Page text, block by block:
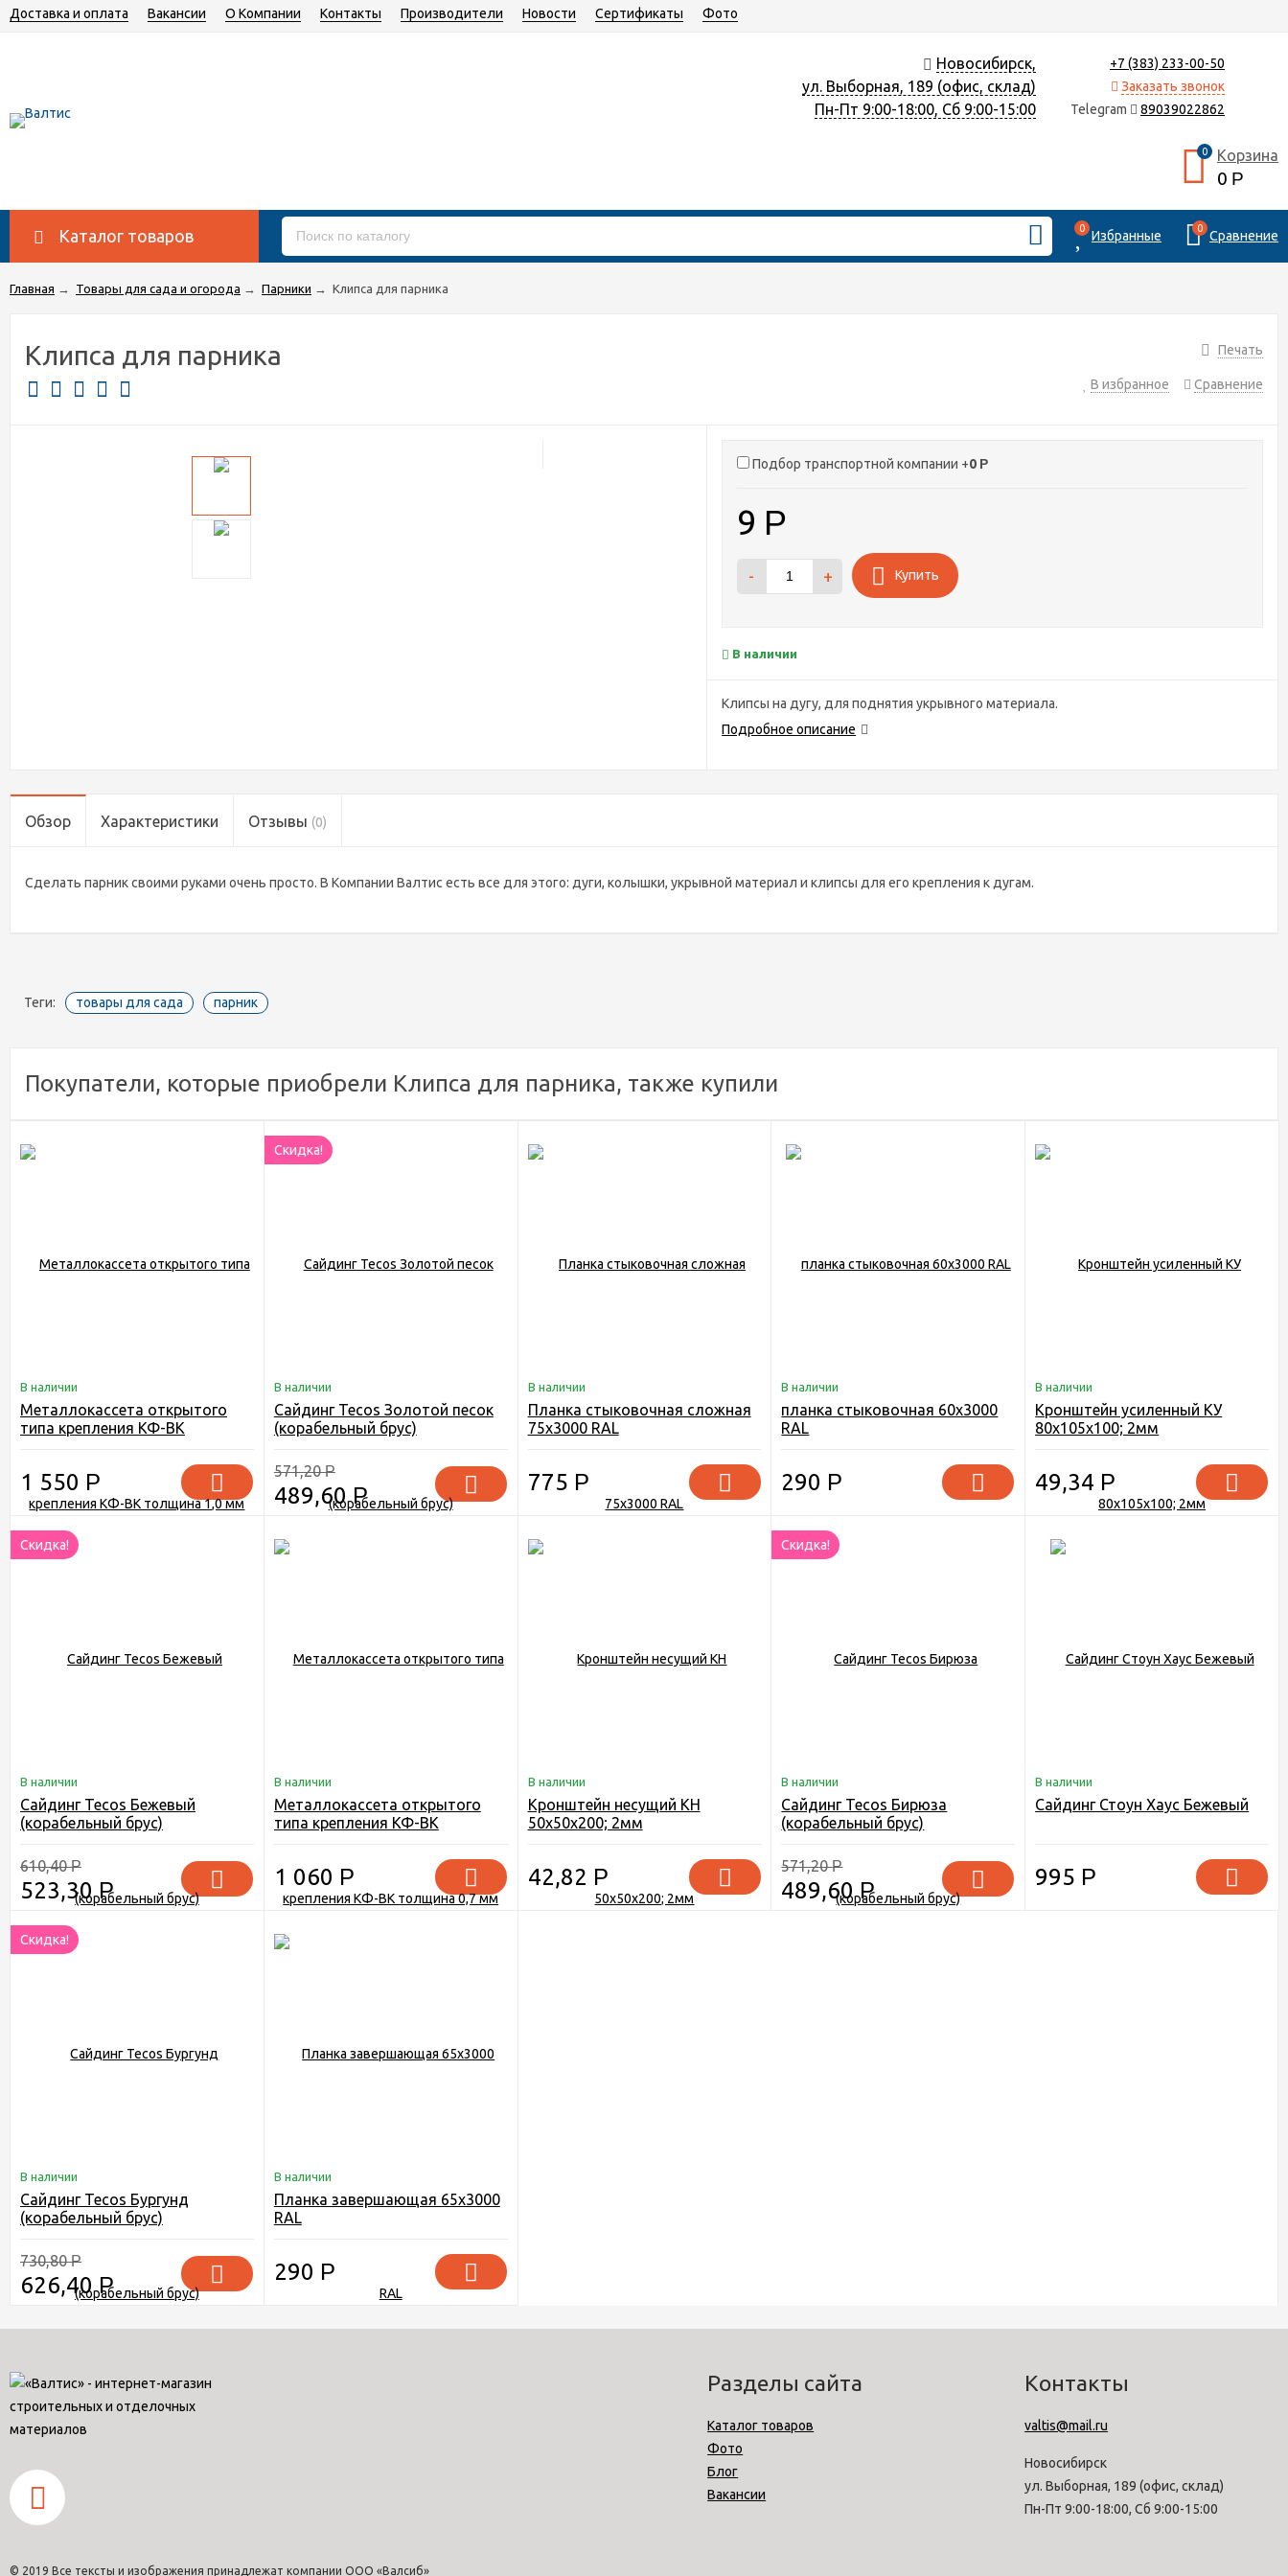
Доставка и оплата Вакансии О Компании Контакты Производители Новости Сертификаты Фото
Новосибирск,
ул. Выборная, 189 (офис, склад)
Пн-Пт 9:00-18:00, Сб 9:00-15:00
+7 (383) 233-00-50
Заказать звонок
Telegram
89039022862
0 Корзина
0 Р
Каталог товаров 0 Избранные 0 Сравнение
Главная → Товары для сада и огорода → Парники → Клипса для парника
Печать
Клипса для парника
В избранное Сравнение
Подбор транспортной компании +0 Р
9 Р
- + Купить
В наличии
Клипсы на дугу, для поднятия укрывного материала.
Подробное описание
Обзор Характеристики Отзывы (0)
Сделать парник своими руками очень просто. В Компании Валтис есть все для этого: дуги, колышки, укрывной материал и клипсы для его крепления к дугам.
Теги: товары для сада парник
Покупатели, которые приобрели Клипса для парника, также купили
В наличии
Металлокассета открытого
типа крепления КФ-ВК
1 550 Р
Скидка!
В наличии
Сайдинг Tecos Золотой песок
(корабельный брус)
571,20Р
489,60Р
В наличии
Планка стыковочная сложная
75х3000 RAL
775 Р
В наличии
планка стыковочная 60х3000
RAL
290 Р
В наличии
Кронштейн усиленный КУ
80х105х100; 2мм
49,34 Р
Скидка!
В наличии
Сайдинг Tecos Бежевый
(корабельный брус)
610,40Р
523,30Р
В наличии
Металлокассета открытого
типа крепления КФ-ВК
1 060 Р
В наличии
Кронштейн несущий КН
50х50х200; 2мм
42,82 Р
Скидка!
В наличии
Сайдинг Tecos Бирюза
(корабельный брус)
571,20Р
489,60Р
В наличии
Сайдинг Стоун Хаус Бежевый
995 Р
Скидка!
В наличии
Сайдинг Tecos Бургунд
(корабельный брус)
730,80Р
626,40Р
В наличии
Планка завершающая 65х3000
RAL
290 Р
Разделы сайта
Каталог товаров
Фото
Блог
Вакансии
Контакты
valtis@mail.ru
Новосибирск
ул. Выборная, 189 (офис, склад)
Пн-Пт 9:00-18:00, Сб 9:00-15:00
© 2019 Все тексты и изображения принадлежат компании ООО «Валсиб»